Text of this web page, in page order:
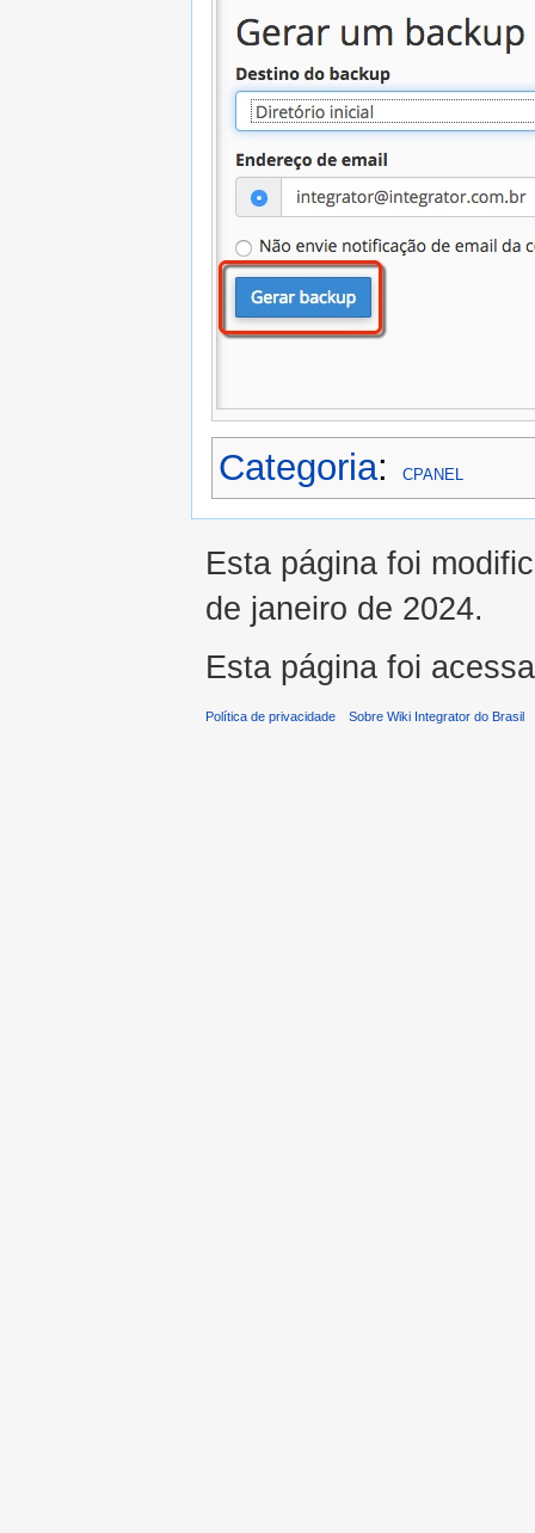
Categoria: CPANEL
Esta página foi
de janeiro de 2024.
Esta página foi
Política de privacidade Sobre Wiki Integrator do Brasil